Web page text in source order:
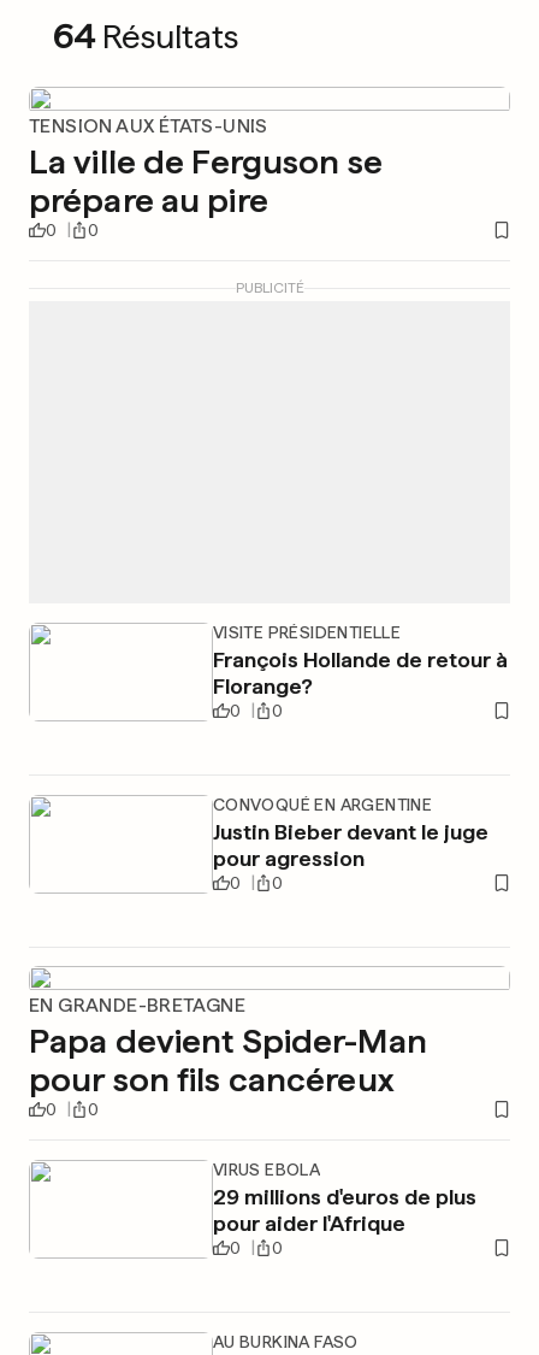
64 Résultats
TENSION AUX ÉTATS-UNIS
La ville de Ferguson se
prépare au pire
0 0
VISITE PRÉSIDENTIELLE
François Hollande de retour à
Florange?
0 0
CONVOQUÉ EN ARGENTINE
Justin Bieber devant le juge
pour agression
0 0
PUBLICITÉ
EN GRANDE-BRETAGNE
Papa devient Spider-Man
pour son fils cancéreux
0 0
VIRUS EBOLA
29 millions d'euros de plus
pour aider l'Afrique
0 0
AU BURKINA FASO